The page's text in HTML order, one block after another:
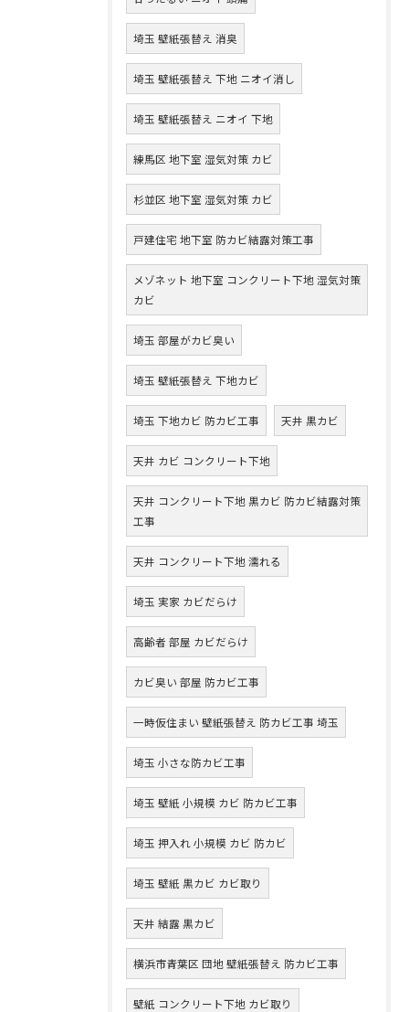
埼玉 壁紙張替え 消臭
埼玉 壁紙張替え 下地 ニオイ消し
埼玉 壁紙張替え ニオイ 下地
練馬区 地下室 湿気対策 カビ
杉並区 地下室 湿気対策 カビ
戸建住宅 地下室 防カビ結露対策工事
メゾネット 地下室 コンクリート下地 湿気対策
カビ
埼玉 部屋がカビ臭い
埼玉 壁紙張替え 下地カビ
埼玉 下地カビ 防カビ工事 天井 黒カビ
天井 カビ コンクリート下地
天井 コンクリート下地 黒カビ 防カビ結露対策
工事
天井 コンクリート下地 濡れる
埼玉 実家 カビだらけ
高齢者 部屋 カビだらけ
カビ臭い 部屋 防カビ工事
一時仮住まい 壁紙張替え 防カビ工事 埼玉
埼玉 小さな防カビ工事
埼玉 壁紙 小規模 カビ 防カビ工事
埼玉 押入れ 小規模 カビ 防カビ
埼玉 壁紙 黒カビ カビ取り
天井 結露 黒カビ
横浜市青葉区 団地 壁紙張替え 防カビ工事
壁紙 コンクリート下地 カビ取り